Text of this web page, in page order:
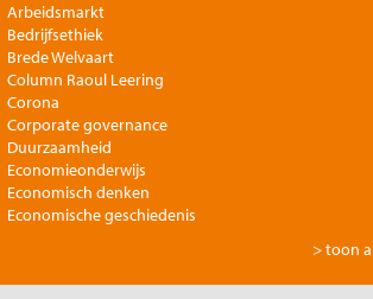
Arbeidsmarkt
Bedrijfsethiek
Brede Welvaart
Column Raoul Leering
Corona
Corporate governance
Duurzaamheid
Economieonderwijs
Economisch denken
Economische geschiedenis
Filosofie en economie
> toon